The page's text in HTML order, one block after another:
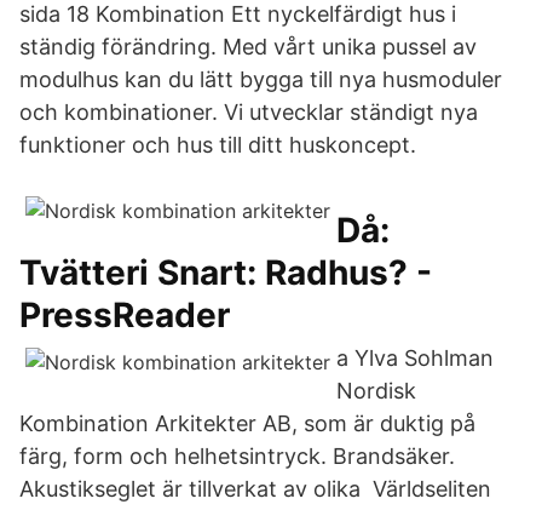
sida 18 Kombination Ett nyckelfärdigt hus i
ständig förändring. Med vårt unika pussel av
modulhus kan du lätt bygga till nya husmoduler
och kombinationer. Vi utvecklar ständigt nya
funktioner och hus till ditt huskoncept.
Då:
Tvätteri Snart: Radhus? -
PressReader
a Ylva Sohlman
Nordisk
Kombination Arkitekter AB, som är duktig på
färg, form och helhetsintryck. Brandsäker.
Akustikseglet är tillverkat av olika Världseliten